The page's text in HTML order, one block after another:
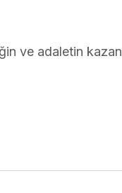
ve adaletin